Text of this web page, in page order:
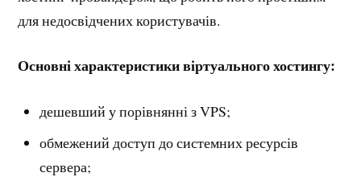
для недосвідчених користувачів.
Основні характеристики віртуального хостингу:
дешевший у порівнянні з VPS;
обмежений доступ до системних ресурсів
сервера;